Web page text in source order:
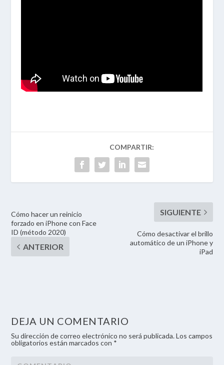
Cómo hacer un reinicio
forzado en iPhone con Face
ID (método 2020)
Cómo desactivar el brillo
automático de un iPhone y
iPad
DEJA UN COMENTARIO
Su dirección de correo electrónico no será publicada. Los campos
obligatorios están marcados con *